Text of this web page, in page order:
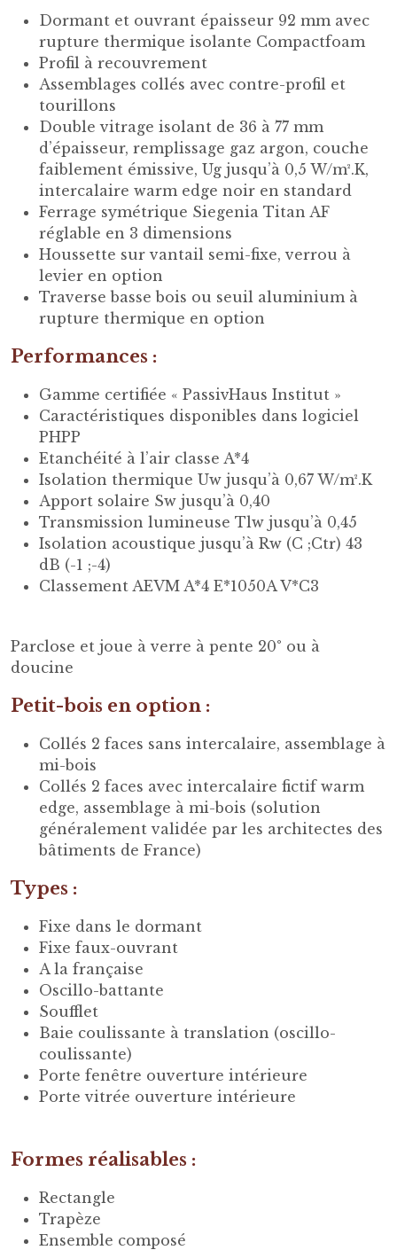
Dormant et ouvrant épaisseur 92 mm avec
rupture thermique isolante Compactfoam
Profil à recouvrement
Assemblages collés avec contre-profil et
tourillons
Double vitrage isolant de 36 à 77 mm
d’épaisseur, remplissage gaz argon, couche
faiblement émissive, Ug jusqu’à 0,5 W/m².K,
intercalaire warm edge noir en standard
Ferrage symétrique Siegenia Titan AF
réglable en 3 dimensions
Houssette sur vantail semi-fixe, verrou à
levier en option
Traverse basse bois ou seuil aluminium à
rupture thermique en option
Performances :
Gamme certifiée « PassivHaus Institut »
Caractéristiques disponibles dans logiciel
PHPP
Etanchéité à l’air classe A*4
Isolation thermique Uw jusqu’à 0,67 W/m².K
Apport solaire Sw jusqu’à 0,40
Transmission lumineuse Tlw jusqu’à 0,45
Isolation acoustique jusqu’à Rw (C ;Ctr) 43
dB (-1 ;-4)
Classement AEVM A*4 E*1050A V*C3
Parclose et joue à verre à pente 20° ou à
doucine
Petit-bois en option :
Collés 2 faces sans intercalaire, assemblage à
mi-bois
Collés 2 faces avec intercalaire fictif warm
edge, assemblage à mi-bois (solution
généralement validée par les architectes des
bâtiments de France)
Types :
Fixe dans le dormant
Fixe faux-ouvrant
A la française
Oscillo-battante
Soufflet
Baie coulissante à translation (oscillo-
coulissante)
Porte fenêtre ouverture intérieure
Porte vitrée ouverture intérieure
Formes réalisables :
Rectangle
Trapèze
Ensemble composé